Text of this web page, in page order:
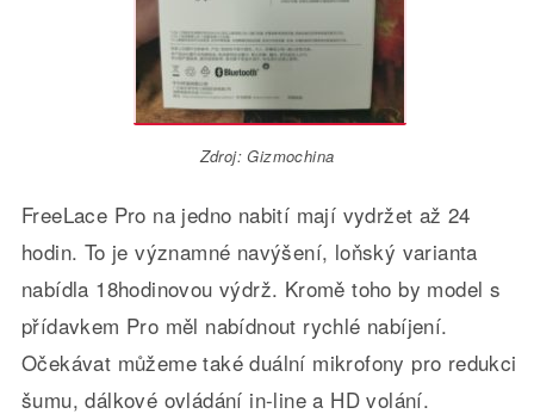
Zdroj: Gizmochina
FreeLace Pro na jedno nabití mají vydržet až 24
hodin. To je významné navýšení, loňský varianta
nabídla 18hodinovou výdrž. Kromě toho by model s
přídavkem Pro měl nabídnout rychlé nabíjení.
Očekávat můžeme také duální mikrofony pro redukci
šumu, dálkové ovládání in-line a HD volání.